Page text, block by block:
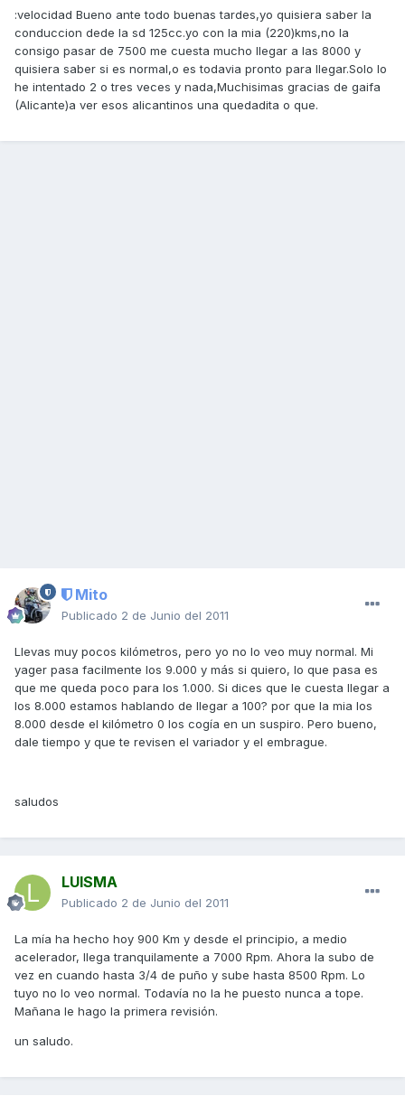
:velocidad Bueno ante todo buenas tardes,yo quisiera saber la
conduccion dede la sd 125cc.yo con la mia (220)kms,no la
consigo pasar de 7500 me cuesta mucho llegar a las 8000 y
quisiera saber si es normal,o es todavia pronto para llegar.Solo lo
he intentado 2 o tres veces y nada,Muchisimas gracias de gaifa
(Alicante)a ver esos alicantinos una quedadita o que.
Mito
Publicado 2 de Junio del 2011
Llevas muy pocos kilómetros, pero yo no lo veo muy normal. Mi
yager pasa facilmente los 9.000 y más si quiero, lo que pasa es
que me queda poco para los 1.000. Si dices que le cuesta llegar a
los 8.000 estamos hablando de llegar a 100? por que la mia los
8.000 desde el kilómetro 0 los cogía en un suspiro. Pero bueno,
dale tiempo y que te revisen el variador y el embrague.
saludos
LUISMA
Publicado 2 de Junio del 2011
La mía ha hecho hoy 900 Km y desde el principio, a medio
acelerador, llega tranquilamente a 7000 Rpm. Ahora la subo de
vez en cuando hasta 3/4 de puño y sube hasta 8500 Rpm. Lo
tuyo no lo veo normal. Todavía no la he puesto nunca a tope.
Mañana le hago la primera revisión.
un saludo.